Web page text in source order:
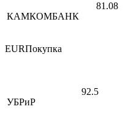
КАМКОМБАНК
81.08
EURПокупка
УБРиР
92.5